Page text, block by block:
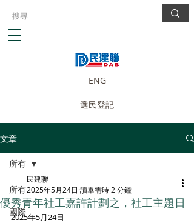
ENG
選民登記
文章
所有
國際
所有
優秀青年社工嘉許計劃之，社工主題日
民建聯
2025年5月24日 讀畢需時 2 分鐘
2025年5月24日